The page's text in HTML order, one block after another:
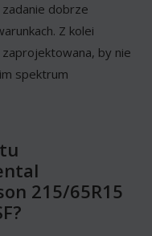
dobrze
Z kolei
by nie
spektrum
215/65R15